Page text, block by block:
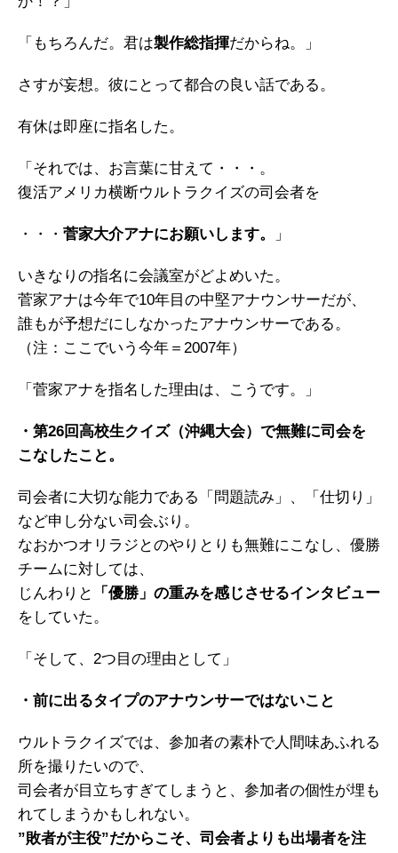
「もちろんだ。君は製作総指揮だからね。」
さすが妄想。彼にとって都合の良い話である。
有休は即座に指名した。
「それでは、お言葉に甘えて・・・。
復活アメリカ横断ウルトラクイズの司会者を
・・・ 菅家大介アナにお願いします。 」
いきなりの指名に会議室がどよめいた。
菅家アナは今年で10年目の中堅アナウンサーだが、
誰もが予想だにしなかったアナウンサーである。
（注：ここでいう今年＝2007年）
「菅家アナを指名した理由は、こうです。」
・第26回高校生クイズ（沖縄大会）で無難に司会を
こなしたこと。
司会者に大切な能力である「問題読み」、「仕切り」
など申し分ない司会ぶり。
なおかつオリラジとのやりとりも無難にこなし、優勝
チームに対しては、
じんわりと
「優勝」の重みを感じさせるインタビュー
をしていた。
「そして、2つ目の理由として」
・前に出るタイプのアナウンサーではないこと
ウルトラクイズでは、参加者の素朴で人間味あふれる
所を撮りたいので、
司会者が目立ちすぎてしまうと、参加者の個性が埋も
れてしまうかもしれない。
”敗者が主役”だからこそ、司会者よりも出場者を注